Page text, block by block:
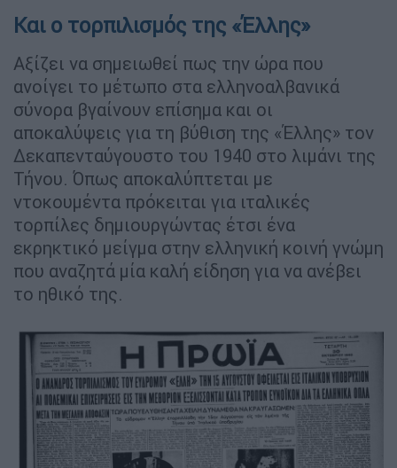
Και ο τορπιλισμός της «Έλλης»
Αξίζει να σημειωθεί πως την ώρα που
ανοίγει το μέτωπο στα ελληνοαλβανικά
σύνορα βγαίνουν επίσημα και οι
αποκαλύψεις για τη βύθιση της «Έλλης» τον
Δεκαπενταύγουστο του 1940 στο λιμάνι της
Τήνου. Όπως αποκαλύπτεται με
ντοκουμέντα πρόκειται για ιταλικές
τορπίλες δημιουργώντας έτσι ένα
εκρηκτικό μείγμα στην ελληνική κοινή γνώμη
που αναζητά μία καλή είδηση για να ανέβει
το ηθικό της.